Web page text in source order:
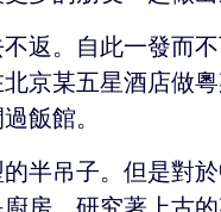
返。自此一發而
京某五星酒店做
飯館。
半吊子。但是對